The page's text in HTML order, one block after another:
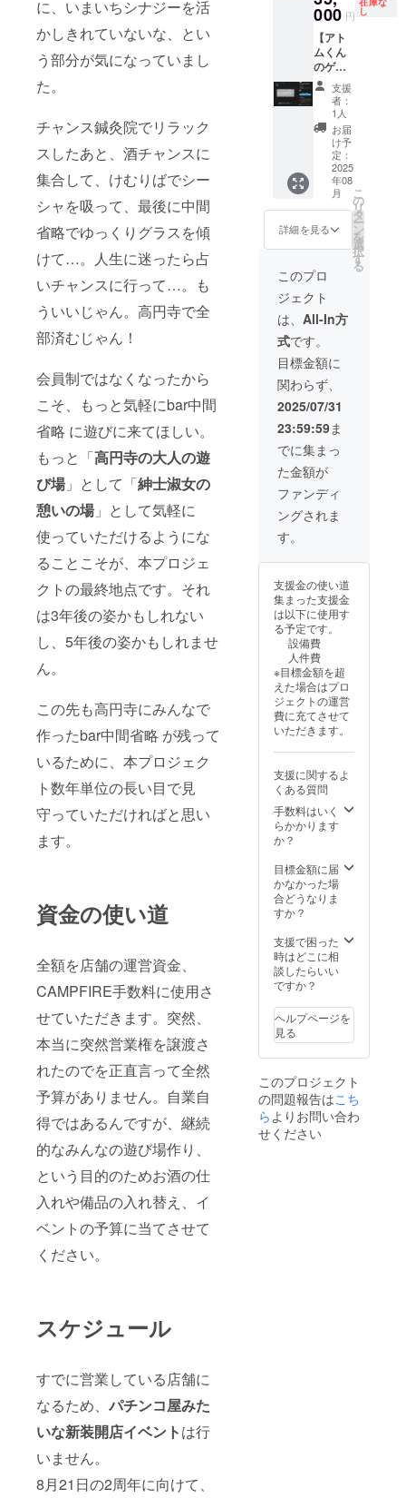
に、いまいちシナジーを活
かしきれていないな、とい
う部分が気になっていまし
た。
チャンス鍼灸院でリラック
スしたあと、酒チャンスに
集合して、けむりばでシー
シャを吸って、最後に中間
省略でゆっくりグラスを傾
けて…。人生に迷ったら占
いチャンスに行って…。も
ういいじゃん。高円寺で全
部済むじゃん！
会員制ではなくなったから
こそ、もっと気軽にbar中間
省略 に遊びに来てほしい。
もっと「高円寺の大人の遊
び場」として「紳士淑女の
憩いの場」として気軽に
使っていただけるようにな
ることこそが、本プロジェ
クトの最終地点です。それ
は3年後の姿かもしれない
し、5年後の姿かもしれませ
ん。
この先も高円寺にみんなで
作ったbar中間省略 が残って
いるために、本プロジェク
ト数年単位の長い目で見
守っていただければと思い
ます。
資金の使い道
全額を店舗の運営資金、
CAMPFIRE手数料に使用さ
せていただきます。突然、
本当に突然営業権を譲渡さ
れたのでを正直言って全然
予算がありません。自業自
得ではあるんですが、継続
的なみんなの遊び場作り、
という目的のためお酒の仕
入れや備品の入れ替え、イ
ベントの予算に当てさせて
ください。
スケジュール
すでに営業している店舗に
なるため、 パチンコ屋みた
いな新装開店イベントは行
いません。
8月21日の2周年に向けて、
理はな
さらな
いでく
ださ
い。で
もこっ
ちは
ゴール
ドでと
ても高
級感が
ありま
す。 ※
弊社予
係で上
限を設
ます。
付ける
ための
自転車
を購入
します
（自転
車に支
援者様
の名前
を書か
せてい
ただき
ますの
で、備
考にお
名前を
い）
000 円 し
【アト
ムくん
のゲー
ミング
キー
ボード
にお名
前を入
れま
す】 平
日昼間
から事
務所に
来ない
で中間
省略で
仕事を
すると
きが来
ると思
いま
す。 そ
んなと
きに使
いやす
いキー
ボード
をプレ
ゼント
したい
です。
（※キー
ボード
に支援
を入れ
いただ
きま
す。備
考欄に
お名前
をご記
入くだ
さい）
支援
者：
1人
お届
け予
定：
2025
年08
月
詳細を見る
こ
の
リ
タ
ー
ン
を
選
択
す
る
このプロ
ジェクト
は、 All-In方
式です。
目標金額に
関わらず、
2025/07/31
23:59:59ま
でに集まっ
た金額が
ファンディ
ングされま
す。
支援金の使い道
集まった支援金
は以下に使用す
る予定です。
設備費
人件費
※目標金額を超
えた場合はプロ
ジェクトの運営
費に充てさせて
いただきます。
支援に関するよ
くある質問
手数料はいく
らかかります
か？
目標金額に届
かなかった場
合どうなりま
すか？
支援で困った
時はどこに相
談したらいい
ですか？
ヘルプページを
見る
このプロジェクト
の問題報告はこち
ら よりお問い合わ
せください